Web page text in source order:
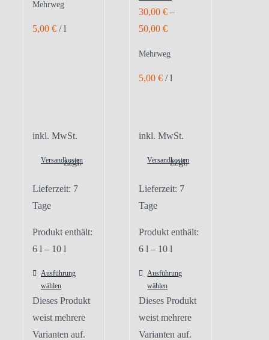
Mehrweg
5,00 € /l
inkl. MwSt.
zzgl.
Versandkosten
Lieferzeit: 7
Tage
Produkt enthält:
6 l – 10 l
Ausführung
wählen
Dieses Produkt
weist mehrere
Varianten auf.
30,00€ –
50,00€
Mehrweg
5,00€ /l
inkl. MwSt.
zzgl.
Versandkosten
Lieferzeit: 7
Tage
Produkt enthält:
6l – 10l
Ausführung
wählen
Dieses Produkt
weist mehrere
Varianten auf.